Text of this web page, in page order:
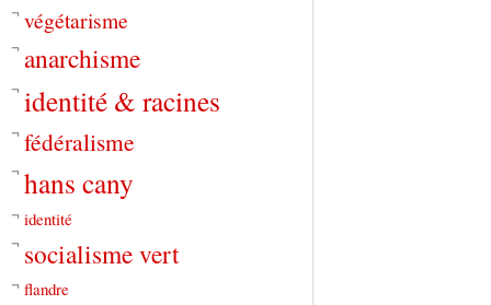
végétarisme
anarchisme
identité & racines
fédéralisme
hans cany
identité
socialisme vert
flandre